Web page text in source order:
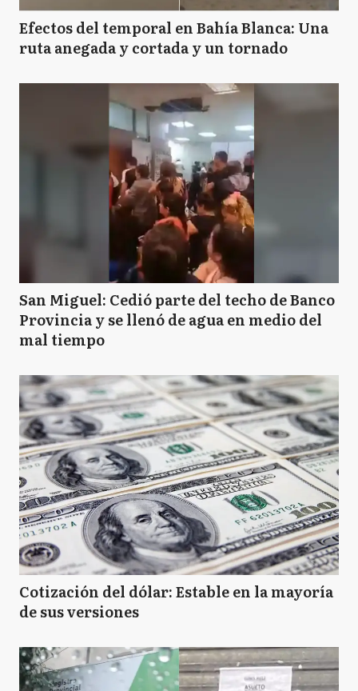
Efectos del temporal en Bahía Blanca: Una
ruta anegada y cortada y un tornado
San Miguel: Cedió parte del techo de Banco
Provincia y se llenó de agua en medio del
mal tiempo
Cotización del dólar: Estable en la mayoría
de sus versiones